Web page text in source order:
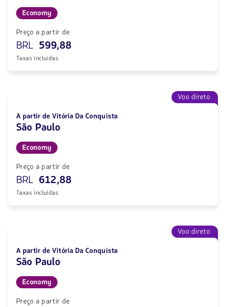
Economy
Preço a partir de
BRL 599,88
Taxas incluídas
Voo direto
A partir de Vitória Da Conquista
São Paulo
Economy
Preço a partir de
BRL 612,88
Taxas incluídas
Voo direto
A partir de Vitória Da Conquista
São Paulo
Economy
Preço a partir de